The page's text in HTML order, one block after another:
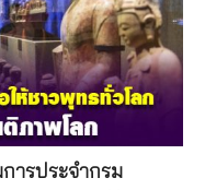
ารประจำกรม